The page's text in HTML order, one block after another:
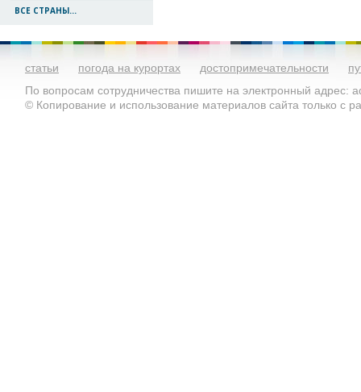
ВСЕ СТРАНЫ...
статьи погода на курортах достопримечательности
По вопросам сотрудничества пишите на электронный адрес:
© Копирование и использование материалов сайта только с